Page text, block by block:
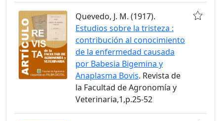
Quevedo, J. M. (1917).
Estudios sobre la tristeza :
contribución al conocimiento
de la enfermedad causada
por Babesia Bigemina y
Anaplasma Bovis. Revista de
la Facultad de Agronomía y
Veterinaria,1,p.25-52